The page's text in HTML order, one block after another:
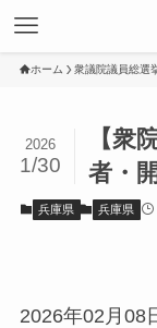
ホーム 衆議院議員総選
【衆
者・
2026
1/30
兵庫県 兵庫県
2026年02月08